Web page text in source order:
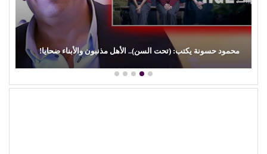
(الفن) والسياسة: عندما تتحول الريشة إلى سلاح